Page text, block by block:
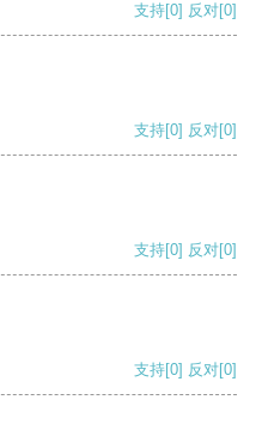
支持[0] 反对[0]
支持[0] 反对[0]
支持[0] 反对[0]
支持[0] 反对[0]